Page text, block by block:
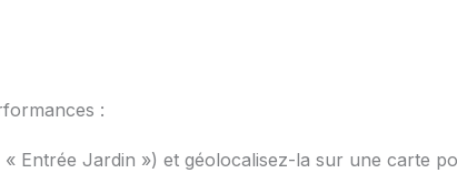
:
Entrée Jardin ») et géolocalisez-la sur une carte